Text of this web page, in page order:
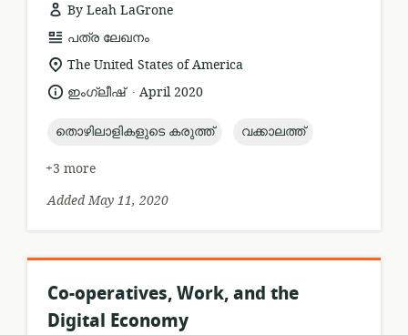
By Leah LaGrone
resource
format:
പത്ര ലേഖനം
location
relevance:
The United States of America
language:
ഇംഗ്ലീഷ് .
dateApril 2020
topic:
തൊഴിലാളികളുടെ കരുത്ത് topic:
വക്കാലത്ത്‌
+3 more
Added May 11, 2020
Co-operatives, Work, and the
Digital Economy